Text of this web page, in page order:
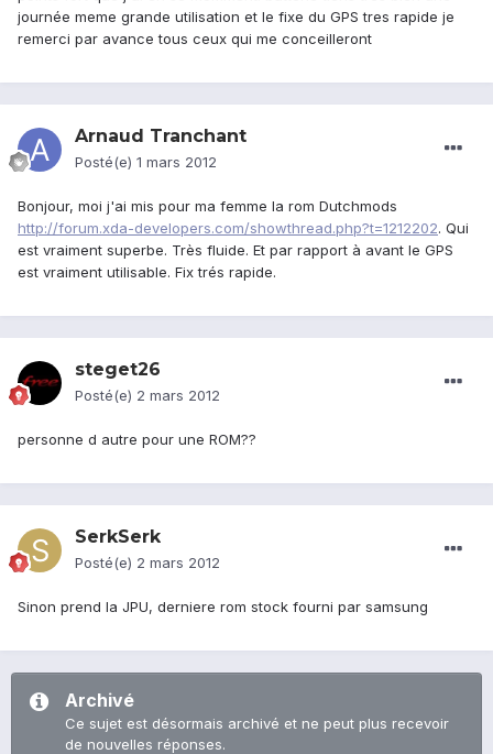
journée meme grande utilisation et le fixe du GPS tres rapide je
remerci par avance tous ceux qui me conceilleront
Arnaud Tranchant
Posté(e) 1 mars 2012
Bonjour, moi j'ai mis pour ma femme la rom Dutchmods
http://forum.xda-developers.com/showthread.php?t=1212202. Qui
est vraiment superbe. Très fluide. Et par rapport à avant le GPS
est vraiment utilisable. Fix trés rapide.
steget26
Posté(e) 2 mars 2012
personne d autre pour une ROM??
SerkSerk
Posté(e) 2 mars 2012
Sinon prend la JPU, derniere rom stock fourni par samsung
Archivé
Ce sujet est désormais archivé et ne peut plus recevoir
de nouvelles réponses.